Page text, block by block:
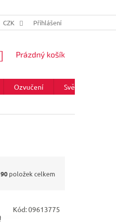
CZK Přihlášení
NÁKUPNÍ
Prázdný košík
Ozvučení Světla
90 položek celkem
Kód:09613775